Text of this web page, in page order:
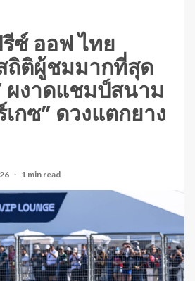
ซ์ ออฟ ไทย
ถิติผู้ชมมากที่สุด
ผงาดแชมป์สนาม
กซ” ดวงแตกยาง
1 min read